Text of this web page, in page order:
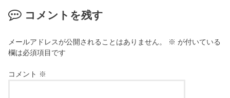
コメントを残す
メールアドレスが公開されることはありません。 ※ が付いている
欄は必須項目です
コメント ※